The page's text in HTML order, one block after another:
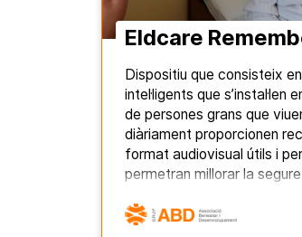
Eldcare
Dispositiu que consisteix
intel·ligents que s’instal·len
de persones grans que
diàriament proporcionen
format audiovisual útils i
permetran millorar la